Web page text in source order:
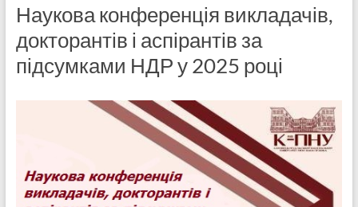
Наукова конференція викладачів,
докторантів і аспірантів за
підсумками НДР у 2025 році